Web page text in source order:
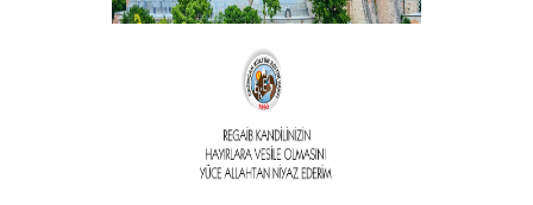
Vakıf Başkanımızdan Kandil mesajı
+